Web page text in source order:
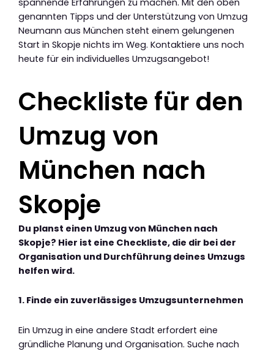
genannten Tipps und der Unterstützung von Umzug
Neumann aus München steht einem gelungenen
Start in Skopje nichts im Weg. Kontaktiere uns noch
heute für ein individuelles Umzugsangebot!
Checkliste für den
Umzug von
München nach
Skopje
Du planst einen Umzug von München nach
Skopje? Hier ist eine Checkliste, die dir bei der
Organisation und Durchführung deines Umzugs
helfen wird.
1. Finde ein zuverlässiges Umzugsunternehmen
Ein Umzug in eine andere Stadt erfordert eine
gründliche Planung und Organisation. Suche nach